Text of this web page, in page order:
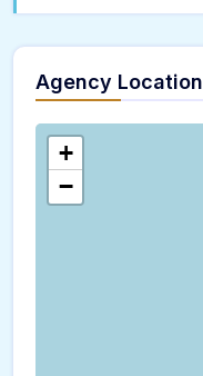
Agency Location
+
−